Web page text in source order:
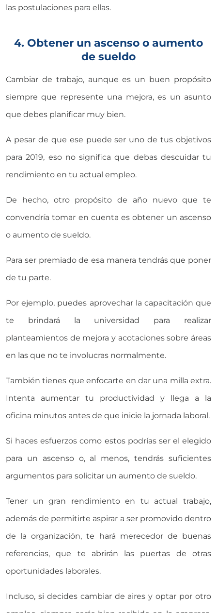
las postulaciones para ellas.
4. Obtener un ascenso o aumento
de sueldo
Cambiar de trabajo, aunque es un buen propósito
siempre que represente una mejora, es un asunto
que debes planificar muy bien.
A pesar de que ese puede ser uno de tus objetivos
para 2019, eso no significa que debas descuidar tu
rendimiento en tu actual empleo.
De hecho, otro propósito de año nuevo que te
convendría tomar en cuenta es obtener un ascenso
o aumento de sueldo.
Para ser premiado de esa manera tendrás que poner
de tu parte.
Por ejemplo, puedes aprovechar la capacitación que
te brindará la universidad para realizar
planteamientos de mejora y acotaciones sobre áreas
en las que no te involucras normalmente.
También tienes que enfocarte en dar una milla extra.
Intenta aumentar tu productividad y llega a la
oficina minutos antes de que inicie la jornada laboral.
Si haces esfuerzos como estos podrías ser el elegido
para un ascenso o, al menos, tendrás suficientes
argumentos para solicitar un aumento de sueldo.
Tener un gran rendimiento en tu actual trabajo,
además de permitirte aspirar a ser promovido dentro
de la organización, te hará merecedor de buenas
referencias, que te abrirán las puertas de otras
oportunidades laborales.
Incluso, si decides cambiar de aires y optar por otro